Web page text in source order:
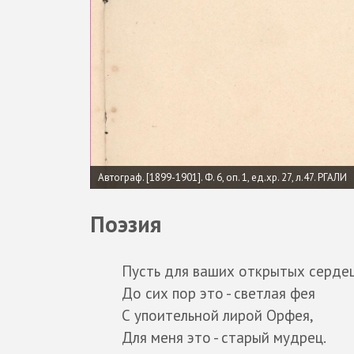
Автограф. [1899-1901]. Ф. 6, оп. 1, ед.хр. 27, л.47. РГАЛИ
Поэзия
Пусть для ваших открытых
До сих пор это - светлая фея
С упоительной лирой Орфея,
Для меня это - старый мудрец.